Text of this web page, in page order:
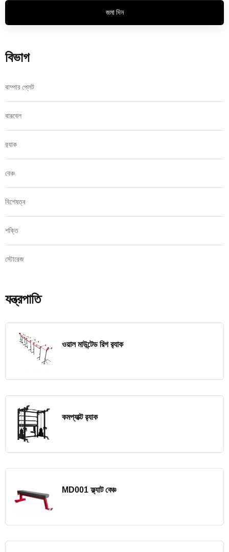
জমা দিন
বিভাগ
বাম্পার প্লেট
বারবেল
র‍্যাক
বেঞ্চ
বিশেষত্ব
শক্তি
স্টোরেজ
যন্ত্রপাতি
ওয়াল মাউন্টেড রিগ র‍্যাক
কমপ্যাক্ট র‍্যাক
MD001 ফ্ল্যাট বেঞ্চ